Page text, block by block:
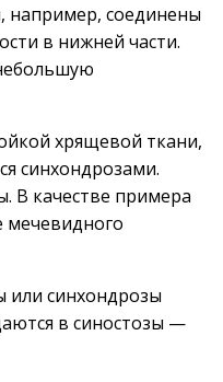
например, соединены
в нижней части.
хрящевой ткани,
синхондрозами.
В качестве примера
мечевидного
или синхондрозы
в синостозы —